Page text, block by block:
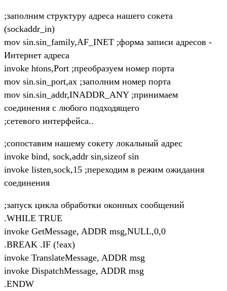
;заполним структуру адреса нашего сокета
(sockaddr_in)
mov sin.sin_family,AF_INET ;форма записи адресов -
Интернет адреса
invoke htons,Port ;преобразуем номер порта
mov sin.sin_port,ax ;заполним номер порта
mov sin.sin_addr,INADDR_ANY ;принимаем
соединения с любого подходящего
;сетевого интерфейса..
;сопоставим нашему сокету локальный адрес
invoke bind, sock,addr sin,sizeof sin
invoke listen,sock,15 ;переходим в режим ожидания
соединения
;запуск цикла обработки оконных сообщений
.WHILE TRUE
invoke GetMessage, ADDR msg,NULL,0,0
.BREAK .IF (!eax)
invoke TranslateMessage, ADDR msg
invoke DispatchMessage, ADDR msg
.ENDW